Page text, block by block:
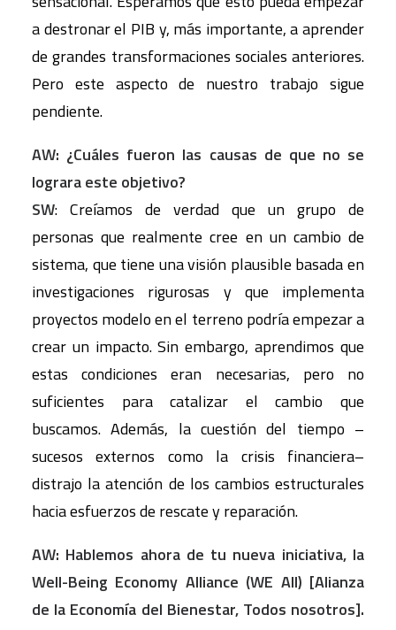
a destronar el PIB y, más importante, a aprender
de grandes transformaciones sociales anteriores.
Pero este aspecto de nuestro trabajo sigue
pendiente.
AW: ¿Cuáles fueron las causas de que no se
lograra este objetivo?
SW: Creíamos de verdad que un grupo de
personas que realmente cree en un cambio de
sistema, que tiene una visión plausible basada en
investigaciones rigurosas y que implementa
proyectos modelo en el terreno podría empezar a
crear un impacto. Sin embargo, aprendimos que
estas condiciones eran necesarias, pero no
suficientes para catalizar el cambio que
buscamos. Además, la cuestión del tiempo –
sucesos externos como la crisis financiera–
distrajo la atención de los cambios estructurales
hacia esfuerzos de rescate y reparación.
AW: Hablemos ahora de tu nueva iniciativa, la
Well-Being Economy Alliance (WE All) [Alianza
de la Economía del Bienestar, Todos nosotros].